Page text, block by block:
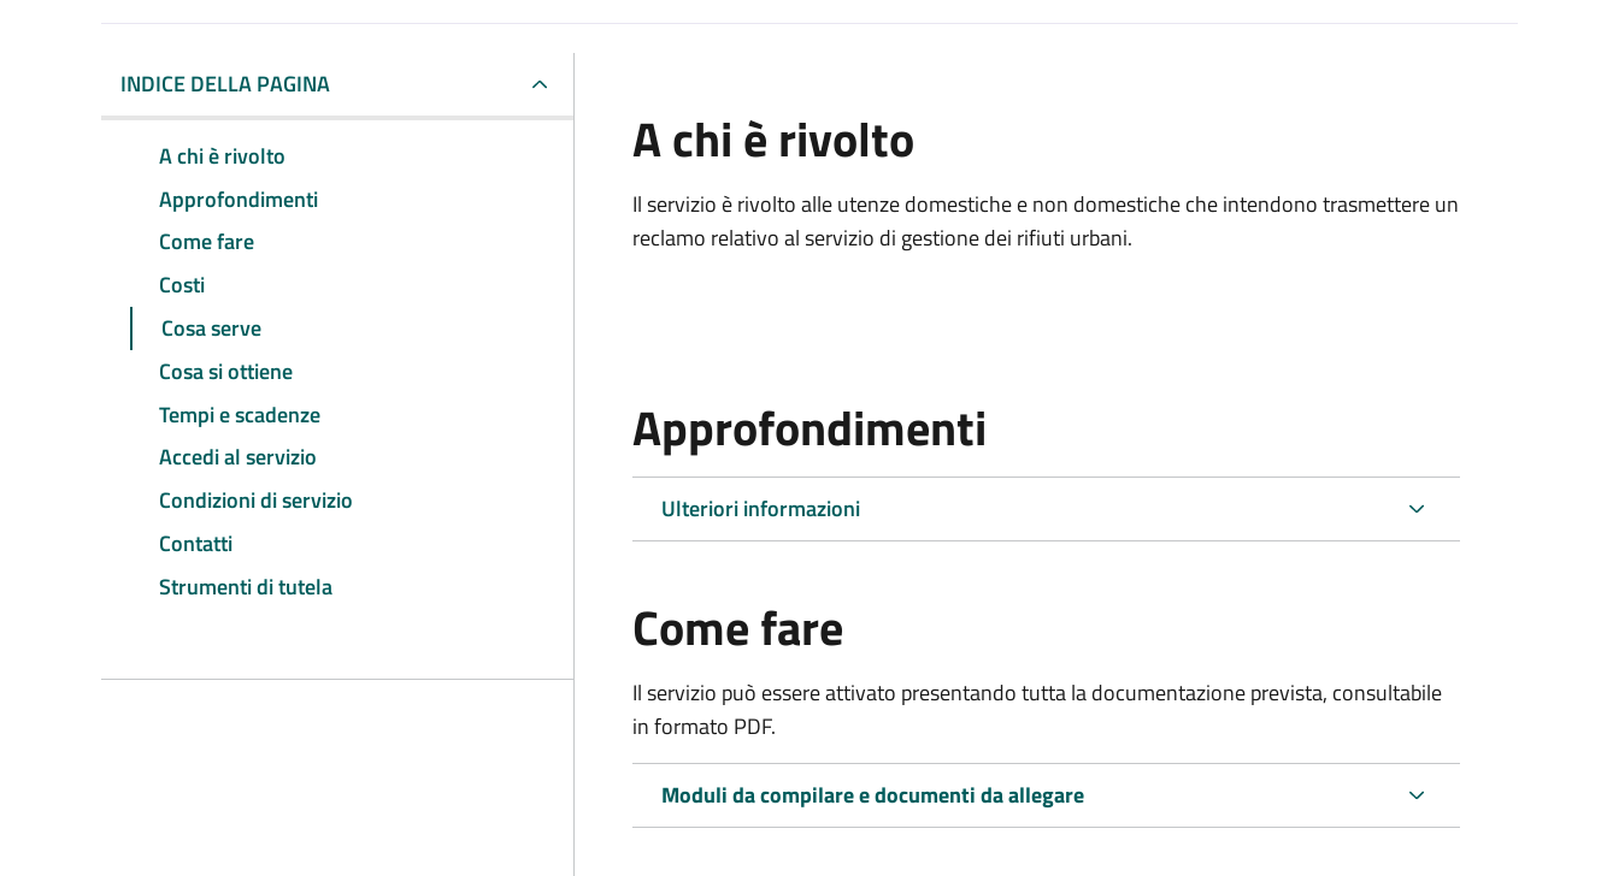
INDICE DELLA PAGINA
A chi è rivolto
Approfondimenti
Come fare
Costi
Cosa serve
Cosa si ottiene
Tempi e scadenze
Accedi al servizio
Condizioni di servizio
Contatti
Strumenti di tutela
A chi è rivolto
Il servizio è rivolto alle utenze domestiche e non domestiche che intendono trasmettere un
reclamo relativo al servizio di gestione dei rifiuti urbani.
Approfondimenti
Ulteriori informazioni
Come fare
Il servizio può essere attivato presentando tutta la documentazione prevista, consultabile
in formato PDF.
Moduli da compilare e documenti da allegare